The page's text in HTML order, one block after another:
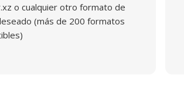
o cualquier otro formato de
(más de 200 formatos